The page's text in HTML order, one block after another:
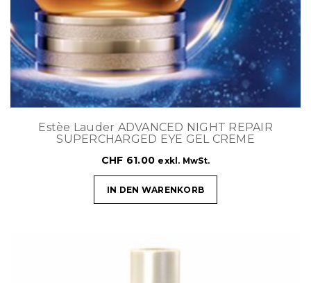
Estèe Lauder ADVANCED NIGHT REPAIR
SUPERCHARGED EYE GEL CREME
CHF 61.00 exkl. MwSt.
IN DEN WARENKORB